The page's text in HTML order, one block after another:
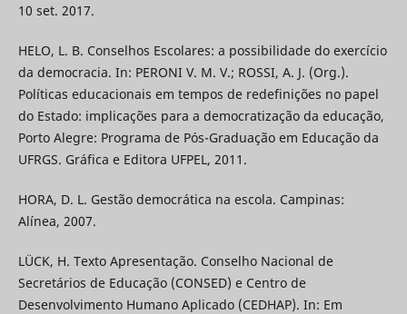
10 set. 2017.
HELO, L. B. Conselhos Escolares: a possibilidade do exercício
da democracia. In: PERONI V. M. V.; ROSSI, A. J. (Org.).
Políticas educacionais em tempos de redefinições no papel
do Estado: implicações para a democratização da educação,
Porto Alegre: Programa de Pós-Graduação em Educação da
UFRGS. Gráfica e Editora UFPEL, 2011.
HORA, D. L. Gestão democrática na escola. Campinas:
Alínea, 2007.
LÜCK, H. Texto Apresentação. Conselho Nacional de
Secretários de Educação (CONSED) e Centro de
Desenvolvimento Humano Aplicado (CEDHAP). In: Em